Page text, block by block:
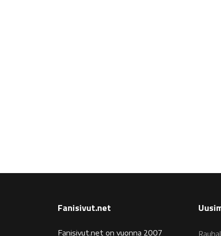
Fanisivut.net
Fanisivut.net on vuonna 2007